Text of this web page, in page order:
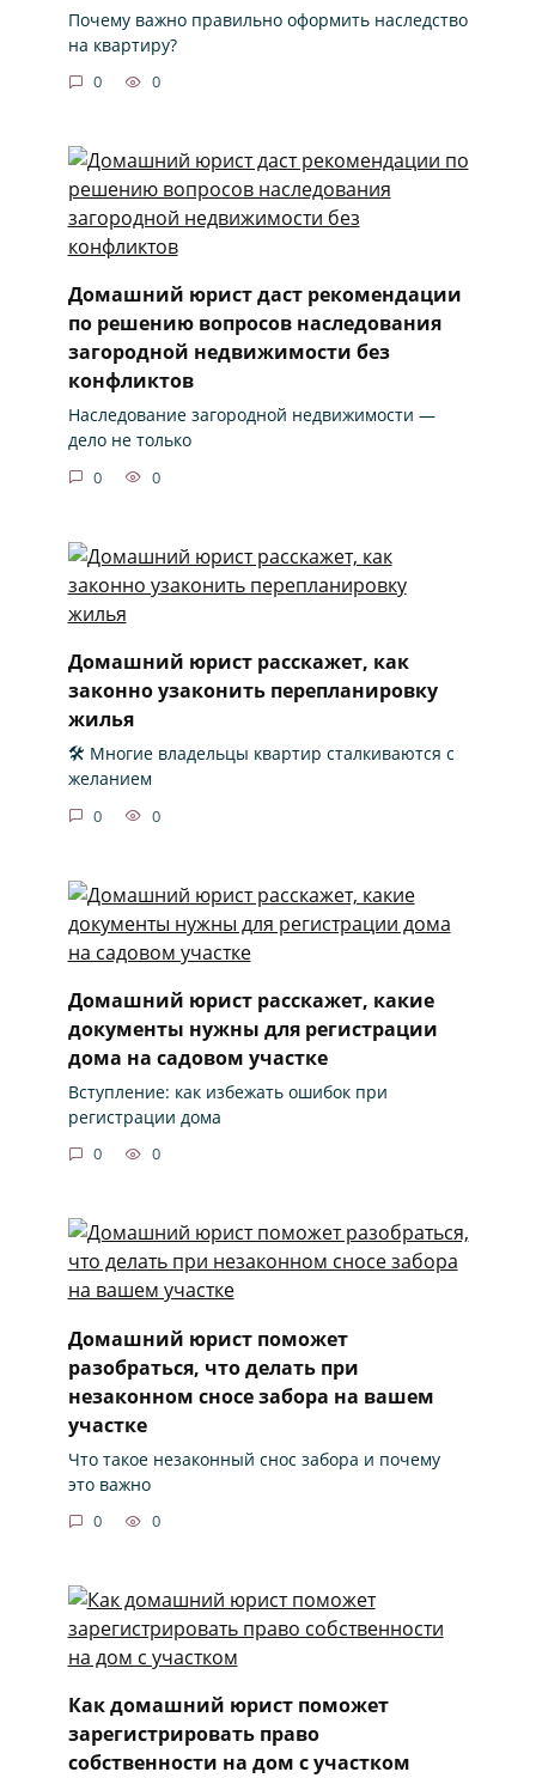
Почему важно правильно оформить наследство
на квартиру?
0 0
Домашний юрист даст рекомендации
по решению вопросов наследования
загородной недвижимости без
конфликтов
Наследование загородной недвижимости —
дело не только
0 0
Домашний юрист расскажет, как
законно узаконить перепланировку
жилья
🛠️ Многие владельцы квартир сталкиваются с
желанием
0 0
Домашний юрист расскажет, какие
документы нужны для регистрации
дома на садовом участке
Вступление: как избежать ошибок при
регистрации дома
0 0
Домашний юрист поможет
разобраться, что делать при
незаконном сносе забора на вашем
участке
Что такое незаконный снос забора и почему
это важно
0 0
Как домашний юрист поможет
зарегистрировать право
собственности на дом с участком